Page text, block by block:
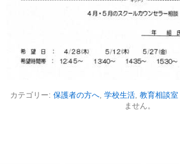
カテゴリー: 保護者の方へ, 学校生活, 教育相談室
ません。